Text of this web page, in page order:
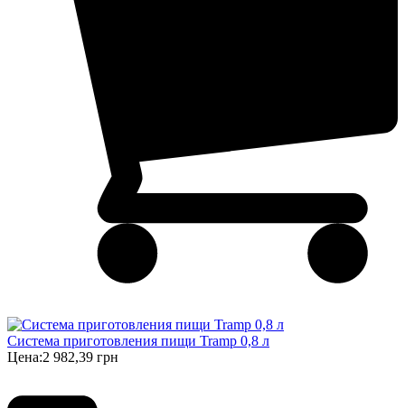
Система приготовления пищи Tramp 0,8 л
Цена:2 982,39 грн